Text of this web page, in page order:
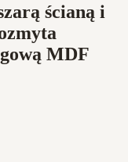
ścianą i
MDF